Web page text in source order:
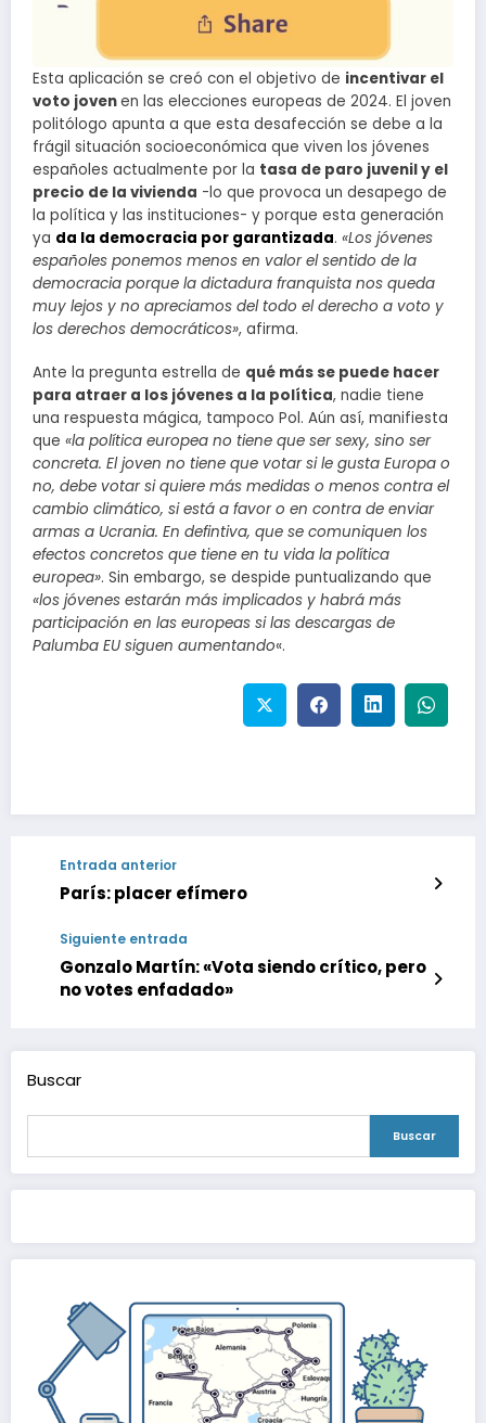
Esta aplicación se creó con el objetivo de incentivar el
voto jovenen las elecciones europeas de 2024. El joven
politólogo apunta a que esta desafección se debe a la
frágil situación socioeconómica que viven los jóvenes
españoles actualmente por la tasa de paro juvenil y el
precio de la vivienda -lo que provoca un desapego de
la política y las instituciones- y porque esta generación
ya da la democracia por garantizada. «Los jóvenes
españoles ponemos menos en valor el sentido de la
democracia porque la dictadura franquista nos queda
muy lejos y no apreciamos del todo el derecho a voto y
los derechos democráticos», afirma.
Ante la pregunta estrella de qué más se puede hacer
para atraer a los jóvenes a la política, nadie tiene
una respuesta mágica, tampoco Pol. Aún así, manifiesta
que «la política europea no tiene que ser sexy, sino ser
concreta. El joven no tiene que votar si le gusta Europa o
no, debe votar si quiere más medidas o menos contra el
cambio climático, si está a favor o en contra de enviar
armas a Ucrania. En defintiva, que se comuniquen los
efectos concretos que tiene en tu vida la política
europea». Sin embargo, se despide puntualizando que
«los jóvenes estarán más implicados y habrá más
participación en las europeas si las descargas de
Palumba EU siguen aumentando«.
Entrada anterior
París: placer efímero
Siguiente entrada
Gonzalo Martín: «Vota siendo crítico, pero
no votes enfadado»
Buscar
Buscar